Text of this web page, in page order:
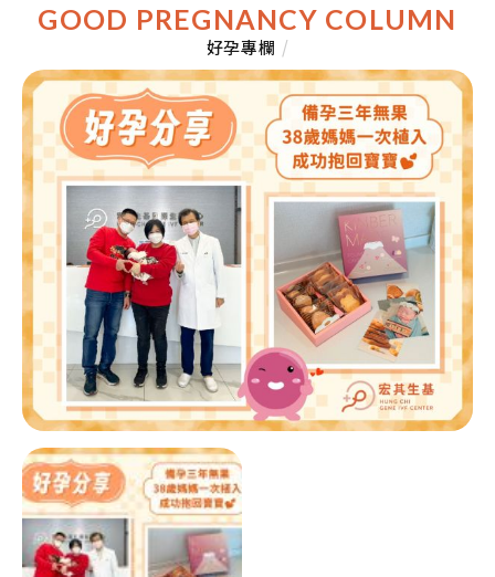
GOOD PREGNANCY COLUMN
好孕專欄 /